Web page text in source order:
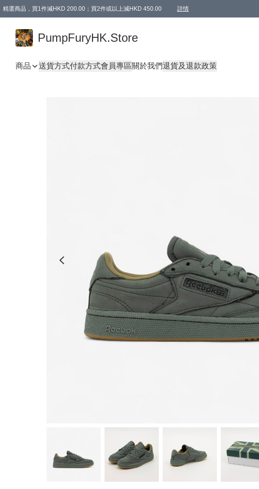
精選商品，買1件減HKD 200.00；買2件或以上減HKD 450.00 詳情
PumpFuryHK.Store
商品 送貨方式付款方式會員專區關於我們退貨及退款政策